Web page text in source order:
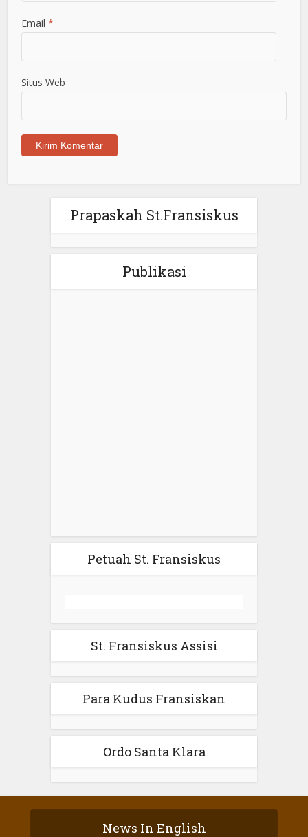
Email*
Situs Web
Prapaskah St.Fransiskus
Publikasi
Petuah St. Fransiskus
St. Fransiskus Assisi
Para Kudus Fransiskan
Ordo Santa Klara
News In English